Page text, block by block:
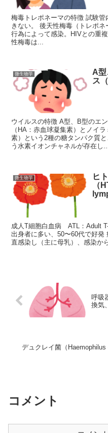
梅毒トレポネーマの特徴 試験
きない。 後天性梅毒（トレポ
行為によって感染。HIVとの重
性梅毒は...
微生物学
A型
ス
ウイルスの特徴 A型、B型のエ
（HA：赤血球凝集素）とノイ
素）という2種の糖タンパク質
う水素イオンチャネルが存在し
微生物学
ヒ
（
成人T細胞白血病 ATL：Adult
出身者に多い、50〜60代で好発
直感染し（主に母乳）、感染か
呼吸
換気
デュクレイ菌（Haemophilus
コメント